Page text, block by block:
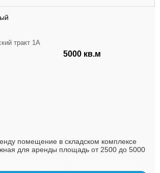
тракт 1А
5000 кв.м
помещение в складском комплексе
для аренды площадь от 2500 до 5000